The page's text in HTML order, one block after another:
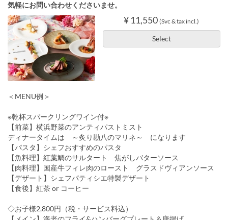
気軽にお問い合わせくださいませ。
¥ 11,550 (Svc & tax incl.)
Select
＜MENU例＞
※乾杯スパークリングワイン付※
【前菜】横浜野菜のアンティパストミスト
ディナータイムは ～炙り勘八のマリネ～ になります
【パスタ】シェフおすすめのパスタ
【魚料理】紅葉鯛のサルタート 焦がしバターソース
【肉料理】国産牛フィレ肉のロースト グラスドヴィアンソース
【デザート】シェフパティシエ特製デザート
【食後】紅茶 or コーヒー
◇お子様2,800円（税・サービス料込）